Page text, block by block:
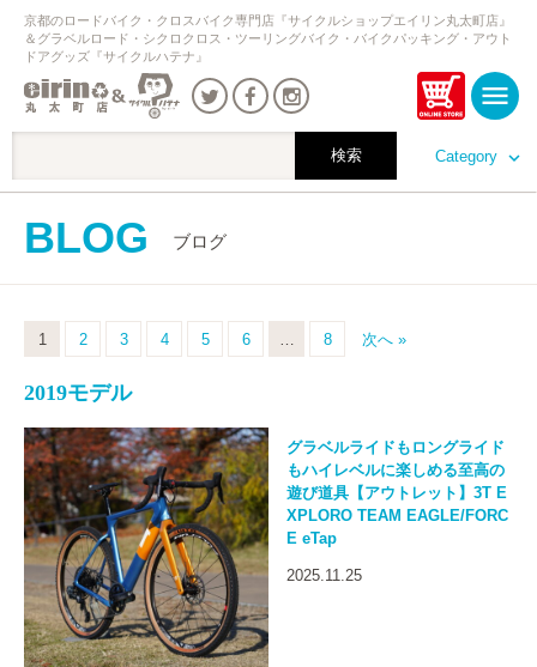
Category
京都のロードバイク・クロスバイク専門店『サイクルショップエイリン丸太町店』
＆グラベルロード・シクロクロス・ツーリングバイク・バイクパッキング・アウト
ドアグッズ『サイクルハテナ』
BLOG ブログ
1 2 3 4 5 6 … 8 次へ »
2019モデル
グラベルライドもロングライド
もハイレベルに楽しめる至高の
遊び道具【アウトレット】3T E
XPLORO TEAM EAGLE/FORC
E eTap
2025.11.25